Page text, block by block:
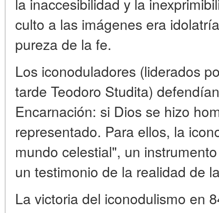
culto a las imágenes era
pureza de la fe.
Los iconoduladores (liderados
tarde Teodoro Studita)
Encarnación: si Dios se hizo
representado. Para ellos, la
mundo celestial", un
un testimonio de la realidad de
La victoria del iconodulismo en